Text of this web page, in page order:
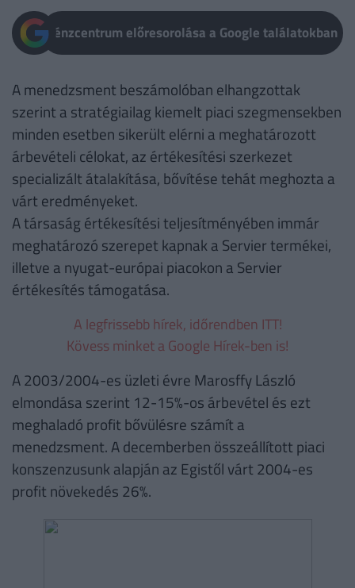
Pénzcentrum előresorolása a Google találatokban
A menedzsment beszámolóban elhangzottak
szerint a stratégiailag kiemelt piaci szegmensekben
minden esetben sikerült elérni a meghatározott
árbevételi célokat, az értékesítési szerkezet
specializált átalakítása, bővítése tehát meghozta a
várt eredményeket.
A társaság értékesítési teljesítményében immár
meghatározó szerepet kapnak a Servier termékei,
illetve a nyugat-európai piacokon a Servier
értékesítés támogatása.
A legfrissebb hírek, időrendben ITT!
Kövess minket a Google Hírek-ben is!
A 2003/2004-es üzleti évre Marosffy László
elmondása szerint 12-15%-os árbevétel és ezt
meghaladó profit bővülésre számít a
menedzsment. A decemberben összeállított piaci
konszenzusunk alapján az Egistől várt 2004-es
profit növekedés 26%.